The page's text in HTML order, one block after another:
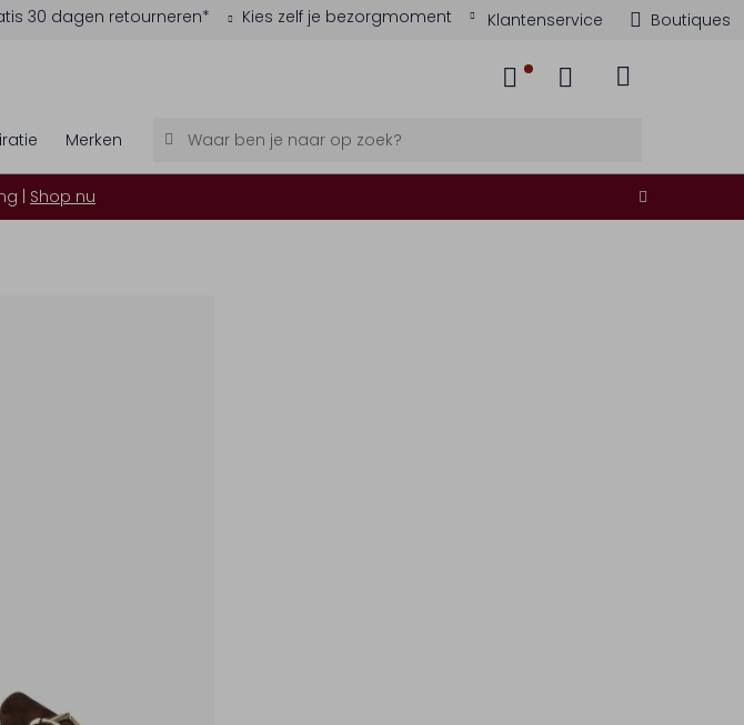
30 dagen retourneren* Kies zelf je bezorgmoment Klantenservice Boutiques
Merken
| Shop nu